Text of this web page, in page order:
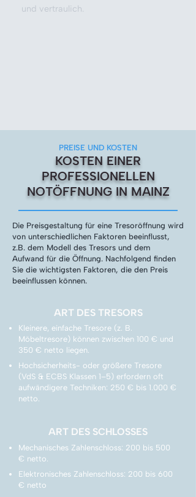
und vertraulich.
PREISE UND KOSTEN
KOSTEN EINER
PROFESSIONELLEN
NOTÖFFNUNG IN MAINZ
Die Preisgestaltung für eine Tresoröffnung wird
von unterschiedlichen Faktoren beeinflusst,
z.B. dem Modell des Tresors und dem
Aufwand für die Öffnung. Nachfolgend finden
Sie die wichtigsten Faktoren, die den Preis
beeinflussen können.
ART DES TRESORS
Kleinere, einfache Tresore (z. B.
Möbeltresore) können zwischen 100 € und
350 € netto liegen.
Hochsicherheits- oder größere Tresore
(VdS & ECBS Klassen 1–5) erfordern oft
aufwändigere Techniken: 250 € bis 1.000 €
netto.
ART DES SCHLOSSES
Mechanisches Zahlenschloss: 200 bis 500
€ netto.
Elektronisches Zahlenschloss: 200 bis 600
€ netto